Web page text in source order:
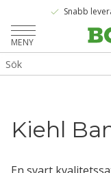
Meny
done Snabb
Kiehl